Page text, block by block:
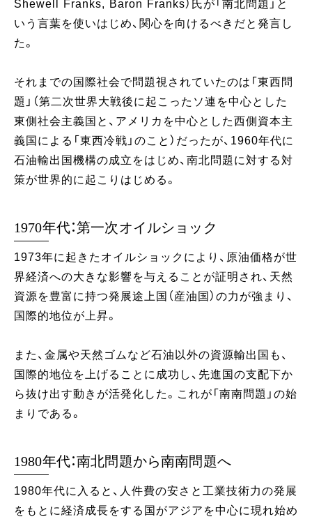
Shewell Franks, Baron Franks）氏が「南北問題」と
いう言葉を使いはじめ、関心を向けるべきだと発言し
た。
それまでの国際社会で問題視されていたのは「東西問
題」（第二次世界大戦後に起こったソ連を中心とした
東側社会主義国と、アメリカを中心とした西側資本主
義国による「東西冷戦」のこと）だったが、1960年代に
石油輸出国機構の成立をはじめ、南北問題に対する対
策が世界的に起こりはじめる。
1970年代：第一次オイルショック
1973年に起きたオイルショックにより、原油価格が世
界経済への大きな影響を与えることが証明され、天然
資源を豊富に持つ発展途上国（産油国）の力が強まり、
国際的地位が上昇。
また、金属や天然ゴムなど石油以外の資源輸出国も、
国際的地位を上げることに成功し、先進国の支配下か
ら抜け出す動きが活発化した。これが「南南問題」の始
まりである。
1980年代：南北問題から南南問題へ
1980年代に入ると、人件費の安さと工業技術力の発展
をもとに経済成長をする国がアジアを中心に現れ始め